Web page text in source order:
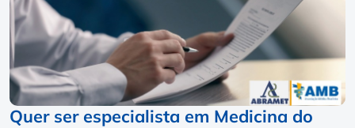
Quer ser especialista em Medicina do